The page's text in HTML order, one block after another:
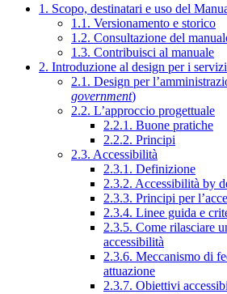
1. Scopo, destinatari e uso del
1.1. Versionamento e storico
1.2. Consultazione del
1.3. Contribuisci al manuale
2. Introduzione al design per i
2.1. Design per
government)
2.2. L’approccio progettuale
2.2.1. Buone pratiche
2.2.2. Principi
2.3. Accessibilità
2.3.1. Definizione
2.3.2. Accessibilità by
2.3.3. Principi per
2.3.4. Linee guida e
2.3.5. Come rilasciare
accessibilità
2.3.6. Meccanismo di
attuazione
2.3.7. Obiettivi